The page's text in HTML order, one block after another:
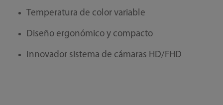
Temperatura de color variable
Diseño ergonómico y compacto
Innovador sistema de cámaras HD/FHD